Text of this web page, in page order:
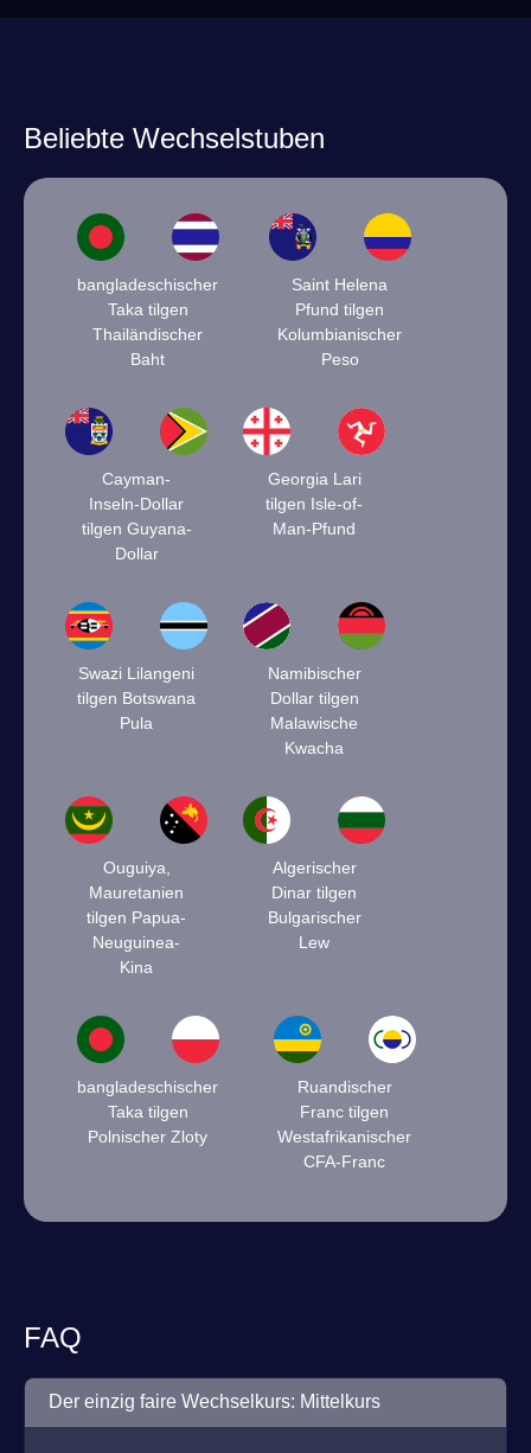
Beliebte Wechselstuben
bangladeschischer
Taka tilgen
Thailändischer
Baht
Saint Helena
Pfund tilgen
Kolumbianischer
Peso
Cayman-
Inseln-Dollar
tilgen Guyana-
Dollar
Georgia Lari
tilgen Isle-of-
Man-Pfund
Swazi Lilangeni
tilgen Botswana
Pula
Namibischer
Dollar tilgen
Malawische
Kwacha
Ouguiya,
Mauretanien
tilgen Papua-
Neuguinea-
Kina
Algerischer
Dinar tilgen
Bulgarischer
Lew
bangladeschischer
Taka tilgen
Polnischer Zloty
Ruandischer
Franc tilgen
Westafrikanischer
CFA-Franc
FAQ
Der einzig faire Wechselkurs: Mittelkurs